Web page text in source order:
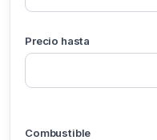
Precio hasta
Combustible